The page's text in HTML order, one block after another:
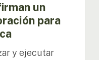
un
para
y ejecutar